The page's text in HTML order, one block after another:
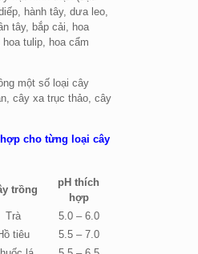
hành tây, dưa leo,
tây, bắp cải, hoa
tulip, hoa cẩm
một số loại cây
cây xa trục thảo, cây
cho từng loại cây
trồng
pH thích
hợp
Trà
5.0 – 6.0
tiêu
5.5 – 7.0